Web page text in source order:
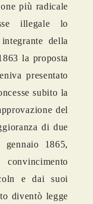
più radicale
illegale lo
della
la proposta
presentato
subito la
del
di due
1865,
e dai suoi
diventò legge